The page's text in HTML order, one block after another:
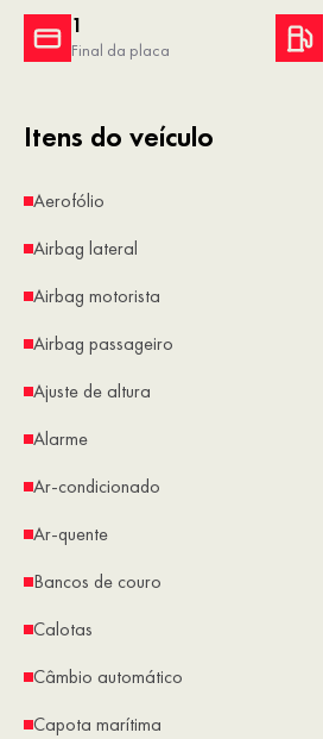
1
Final da placa
Itens do veículo
Aerofólio
Airbag lateral
Airbag motorista
Airbag passageiro
Ajuste de altura
Alarme
Ar-condicionado
Ar-quente
Bancos de couro
Calotas
Câmbio automático
Capota marítima